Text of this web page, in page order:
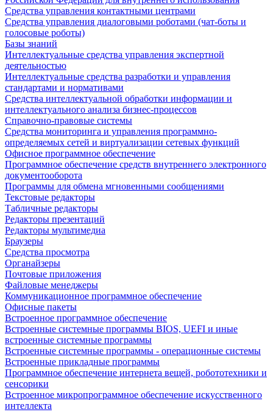
Средства управления контактными центрами
Средства управления диалоговыми роботами (чат-боты и
голосовые роботы)
Базы знаний
Интеллектуальные средства управления экспертной
деятельностью
Интеллектуальные средства разработки и управления
стандартами и нормативами
Средства интеллектуальной обработки информации и
интеллектуального анализа бизнес-процессов
Справочно-правовые системы
Средства мониторинга и управления программно-
определяемых сетей и виртуализации сетевых функций
Офисное программное обеспечение
Программное обеспечение средств внутреннего электронного
документооборота
Программы для обмена мгновенными сообщениями
Текстовые редакторы
Табличные редакторы
Редакторы презентаций
Редакторы мультимедиа
Браузеры
Средства просмотра
Органайзеры
Почтовые приложения
Файловые менеджеры
Коммуникационное программное обеспечение
Офисные пакеты
Встроенное программное обеспечение
Встроенные системные программы BIOS, UEFI и иные
встроенные системные программы
Встроенные системные программы - операционные системы
Встроенные прикладные программы
Программное обеспечение интернета вещей, робототехники и
сенсорики
Встроенное микропрограммное обеспечение искусственного
интеллекта